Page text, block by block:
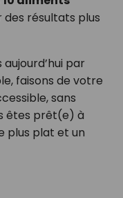
résultats plus
par
faisons de votre
sans
êtes prêt(e) à
plus plat et un